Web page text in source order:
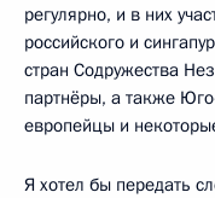
регулярно, и в них
российского и
стран Содружества
партнёры, а также
европейцы и
Я хотел бы передать